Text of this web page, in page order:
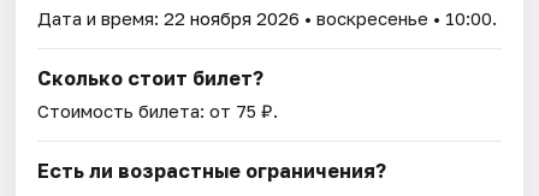
Дата и время:22 ноября 2026 • воскресенье • 10:00.
Сколько стоит билет?
Стоимость билета: от 75 ₽.
Есть ли возрастные ограничения?